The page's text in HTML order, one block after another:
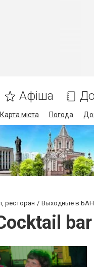
Афіша
Карта міста Погода
ресторан Выходные в
bar